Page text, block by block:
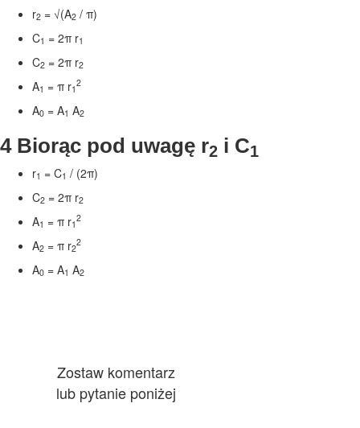
r2 = √(A2 / π)
C1 = 2π r1
C2 = 2π r2
A1 = π r1
2
A0 = A1 A2
4 Biorąc pod uwagę r2 i C1
r1 = C1 / (2π)
C2 = 2π r2
A1 = π r1
2
A2 = π r2
2
A0 = A1 A2
Zostaw komentarz
lub pytanie poniżej